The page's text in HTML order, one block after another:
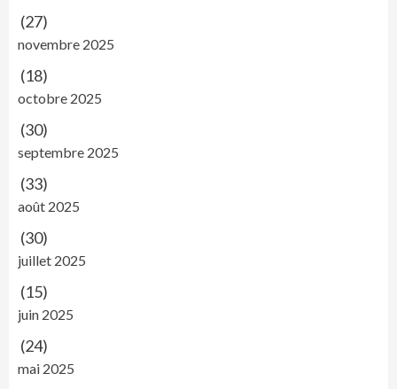
(27)
novembre 2025
(18)
octobre 2025
(30)
septembre 2025
(33)
août 2025
(30)
juillet 2025
(15)
juin 2025
(24)
mai 2025